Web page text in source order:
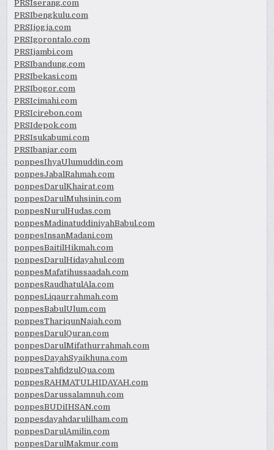
PRSIserang.com
PRSIbengkulu.com
PRSIjogja.com
PRSIgorontalo.com
PRSIjambi.com
PRSIbandung.com
PRSIbekasi.com
PRSIbogor.com
PRSIcimahi.com
PRSIcirebon.com
PRSIdepok.com
PRSIsukabumi.com
PRSIbanjar.com
ponpesIhyaUlumuddin.com
ponpesJabalRahmah.com
ponpesDarulKhairat.com
ponpesDarulMuhsinin.com
ponpesNurulHudas.com
ponpesMadinatuddiniyahBabul.com
ponpesInsanMadani.com
ponpesBaitilHikmah.com
ponpesDarulHidayahul.com
ponpesMafatihussaadah.com
ponpesRaudhatulAla.com
ponpesLiqaurrahmah.com
ponpesBabulUlum.com
ponpesThariqunNajah.com
ponpesDarulQuran.com
ponpesDarulMifathurrahmah.com
ponpesDayahSyaikhuna.com
ponpesTahfidzulQua.com
ponpesRAHMATULHIDAYAH.com
ponpesDarussalamnuh.com
ponpesBUDiIHSAN.com
ponpesdayahdarulilham.com
ponpesDarulAmilin.com
ponpesDarulMakmur.com